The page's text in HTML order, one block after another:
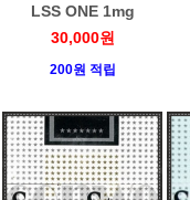
LSS ONE 1mg
30,000원
200원 적립